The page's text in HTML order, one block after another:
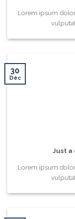
Lorem ipsum
Just a
Lorem ipsum
30
Déc